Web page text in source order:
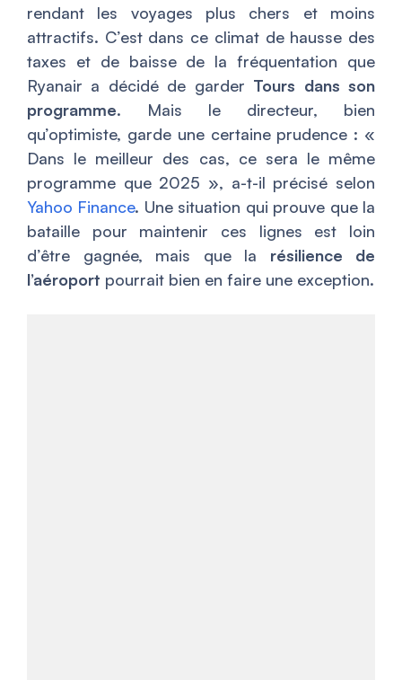
rendant les voyages plus chers et moins
attractifs. C’est dans ce climat de hausse des
taxes et de baisse de la fréquentation que
Ryanair a décidé de garder Tours dans son
programme. Mais le directeur, bien
qu’optimiste, garde une certaine prudence : «
Dans le meilleur des cas, ce sera le même
programme que 2025 », a-t-il précisé selon
Yahoo Finance. Une situation qui prouve que la
bataille pour maintenir ces lignes est loin
d’être gagnée, mais que la résilience de
l’aéroport pourrait bien en faire une exception.